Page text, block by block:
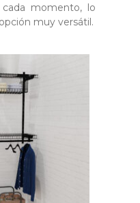
momento, lo
muy versátil.